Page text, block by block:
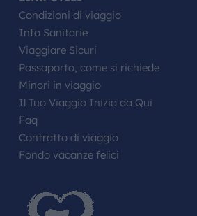
Condizioni di viaggio
Info Sanitarie
Viaggiare Sicuri
Passaporto, come si richiede
Minori in viaggio
Il Tuo Viaggio Inizia da Qui
Faq
Contratto di viaggio
Fondo vacanze felici